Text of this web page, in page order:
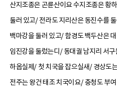
산지조종은 곤륜산이요 수지조종은 황
둘러 있고/ 전라도 지리산은 동진수를
백마강을 둘러 있고/ 함경도 백두산은
임진강을 둘렀는디/ 동대궐 남지리 서
하옵실제/ 첫 치국을 잡으실새/ 경상도
전주는 왕건 태조 치국이요/ 충청도 부